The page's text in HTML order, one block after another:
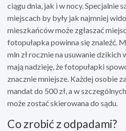
ciągu dnia, jak i w nocy. Specjalnie
miejscach by były jak najmniej
mieszkańców może zgłaszać
fotopułapka powinna się znaleźć.
mln zł rocznie na usuwanie
mają nadzieję, że fotopułapki
znacznie mniejsze. Każdej osobie
mandat do 500 zł, a w
może zostać skierowana do sądu.
Co zrobić z odpadami?